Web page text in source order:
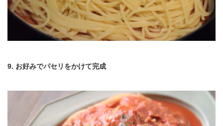
9. お好みでパセリをかけて完成